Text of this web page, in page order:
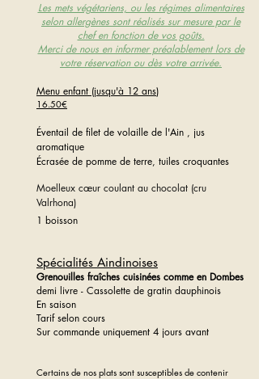
Les mets végétariens, ou les régimes alimentaires
selon allergènes sont réalisés sur mesure par le
chef en fonction de vos goûts.
Merci de nous en informer préalablement lors de
votre réservation ou dès votre arrivée.
Menu enfant (jusqu'à 12 ans)
16.50€
Éventail de filet de volaille de l'Ain , jus
aromatique
Écrasée de pomme de terre, tuiles croquantes
Moelleux cœur coulant au chocolat (cru
Valrhona)
1 boisson
Spécialités Aindinoises
Grenouilles fraîches cuisinées comme en Dombes
demi livre - Cassolette de gratin dauphinois
En saison
Tarif selon cours
Sur commande uniquement 4 jours avant
Certains de nos plats sont susceptibles de contenir